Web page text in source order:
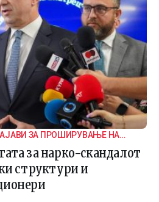
ЗА ПРОШИРУВАЊЕ НА
за нарко-скандалот
структури и